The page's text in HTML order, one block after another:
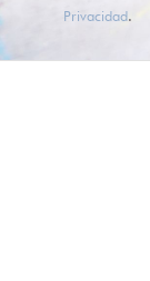
Privacidad.